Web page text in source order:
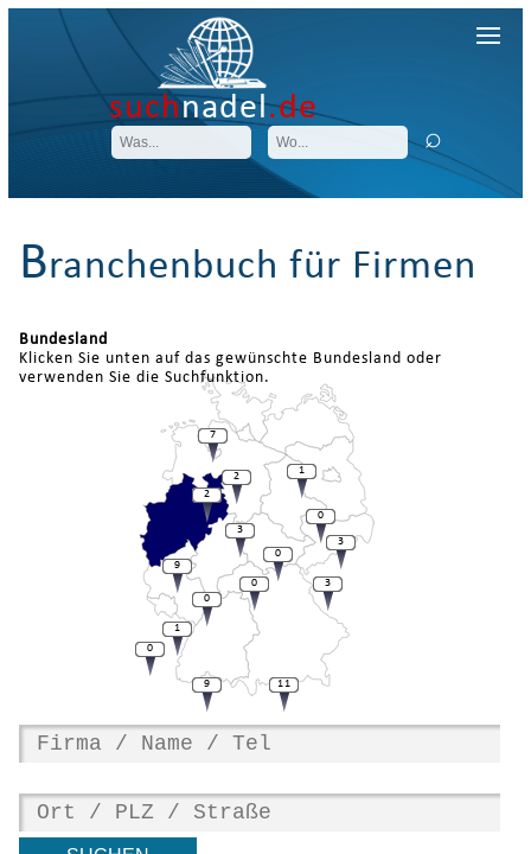
suchnadel.de
Branchenbuch für Firmen
Bundesland
Klicken Sie unten auf das gewünschte Bundesland oder
verwenden Sie die Suchfunktion.
3
3
9
0
0
1
2
7
2
3
0
0
1
9
0
11